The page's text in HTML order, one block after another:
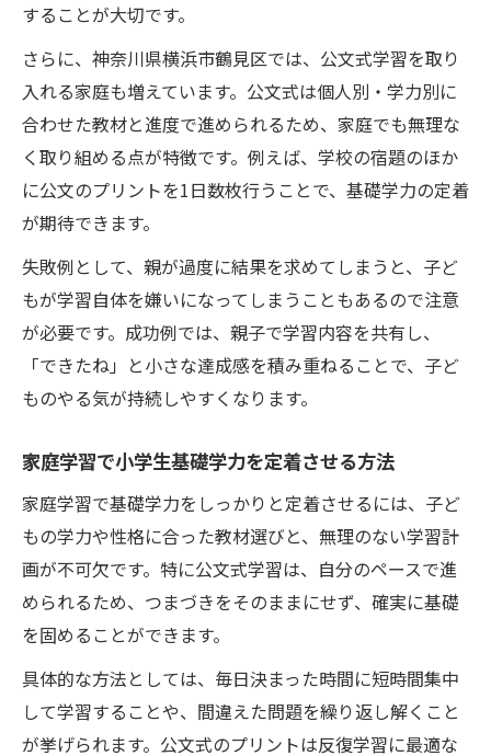
することが大切です。
さらに、神奈川県横浜市鶴見区では、公文式学習を取り
入れる家庭も増えています。公文式は個人別・学力別に
合わせた教材と進度で進められるため、家庭でも無理な
く取り組める点が特徴です。例えば、学校の宿題のほか
に公文のプリントを1日数枚行うことで、基礎学力の定着
が期待できます。
失敗例として、親が過度に結果を求めてしまうと、子ど
もが学習自体を嫌いになってしまうこともあるので注意
が必要です。成功例では、親子で学習内容を共有し、
「できたね」と小さな達成感を積み重ねることで、子ど
ものやる気が持続しやすくなります。
家庭学習で小学生基礎学力を定着させる方法
家庭学習で基礎学力をしっかりと定着させるには、子ど
もの学力や性格に合った教材選びと、無理のない学習計
画が不可欠です。特に公文式学習は、自分のペースで進
められるため、つまづきをそのままにせず、確実に基礎
を固めることができます。
具体的な方法としては、毎日決まった時間に短時間集中
して学習することや、間違えた問題を繰り返し解くこと
が挙げられます。公文式のプリントは反復学習に最適な